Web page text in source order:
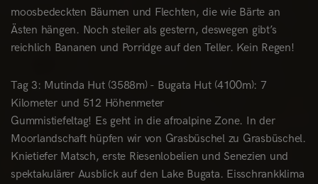
moosbedeckten Bäumen und Flechten, die wie Bärte an
Ästen hängen. Noch steiler als gestern, deswegen gibt’s
reichlich Bananen und Porridge auf den Teller. Kein Regen!
Tag 3: Mutinda Hut (3588m) - Bugata Hut (4100m): 7
Kilometer und 512 Höhenmeter
Gummistiefeltag! Es geht in die afroalpine Zone. In der
Moorlandschaft hüpfen wir von Grasbüschel zu Grasbüschel.
Knietiefer Matsch, erste Riesenlobelien und Senezien und
spektakulärer Ausblick auf den Lake Bugata. Eisschrankklima